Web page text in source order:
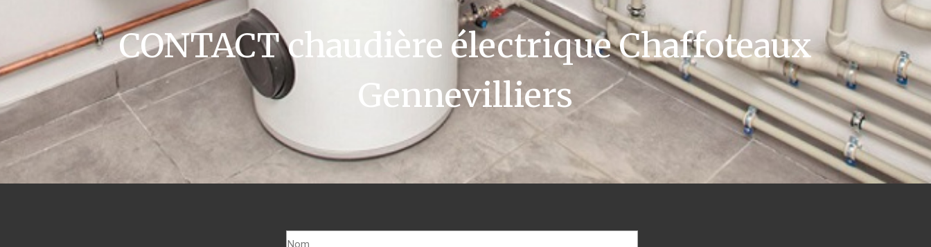
CONTACT chaudière électrique Chaffoteaux
Gennevilliers